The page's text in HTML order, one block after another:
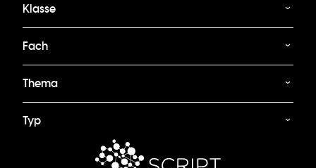
Klasse
Fach
Thema
Typ